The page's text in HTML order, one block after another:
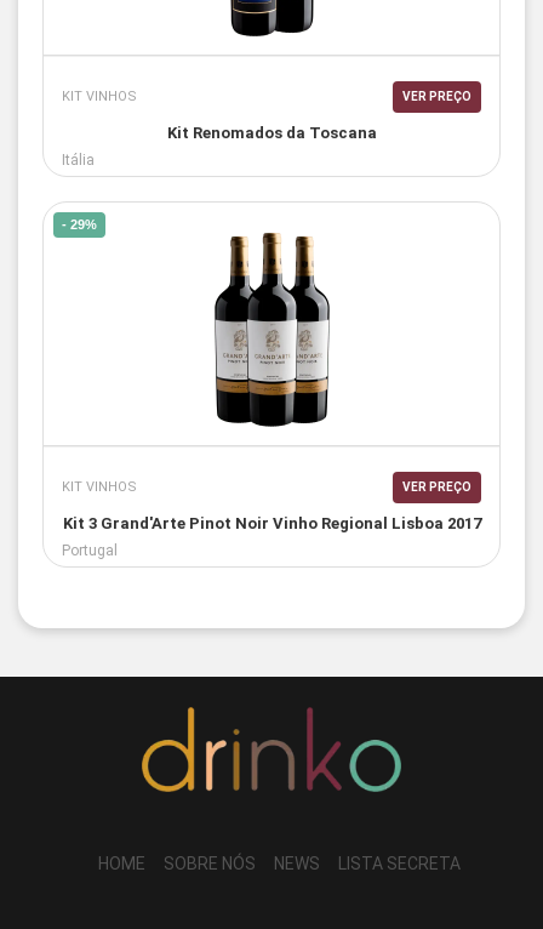
KIT VINHOS VER PREÇO
Kit Renomados da Toscana
Itália
- 29%
KIT VINHOS VER PREÇO
Kit 3 Grand'Arte Pinot Noir Vinho Regional Lisboa 2017
Portugal
HOME SOBRE NÓS NEWS LISTA SECRETA